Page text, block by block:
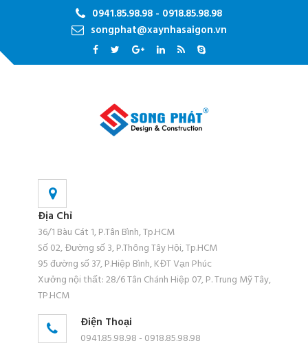
0941.85.98.98 - 0918.85.98.98
songphat@xaynhasaigon.vn
Địa Chỉ
36/1 Bàu Cát 1, P.Tân Bình, Tp.HCM
Số 02, Đường số 3, P.Thông Tây Hội, Tp.HCM
95 đường số 37, P.Hiệp Bình, KĐT Vạn Phúc
Xưởng nội thất: 28/6 Tân Chánh Hiệp 07, P. Trung Mỹ Tây,
TP.HCM
Điện Thoại
0941.85.98.98 - 0918.85.98.98